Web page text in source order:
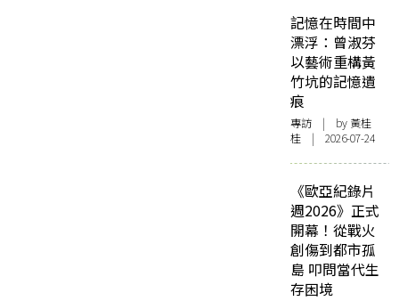
記憶在時間中
漂浮：曾淑芬
以藝術重構黃
竹坑的記憶遺
痕
專訪 | by 黃桂
桂 | 2026-07-24
《歐亞紀錄片
週2026》正式
開幕！從戰火
創傷到都市孤
島 叩問當代生
存困境